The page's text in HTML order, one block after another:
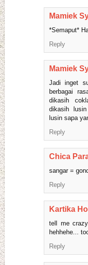
Mamiek
*Semaput*
Reply
Mamiek
Jadi inget
berbagai
dikasih
dikasih
lusin sapa
Reply
Chica
sangar =
Reply
Kartika
tell me
hehhehe...
Reply